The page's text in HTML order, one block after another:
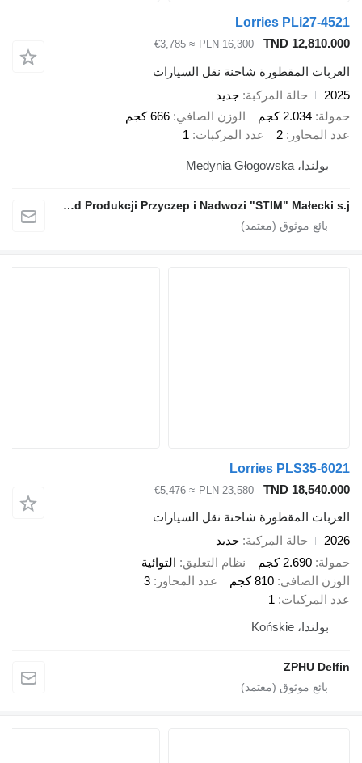
Lorries
TND
PLN 16,300
≈ €3,785
شاحنة نقل السيارات
المركبة جديد
كجم
الوزن الصافي 666 كجم
2 عدد المركبات 1
Zakład Produkcji Przyczep i Nadwozi "STIM" Małecki s.j.
Lorries
TND
PLN 23,580
≈ €5,476
شاحنة نقل السيارات
المركبة جديد
كجم
نظام التعليق التوائية
810 كجم عدد المحاور 3
1